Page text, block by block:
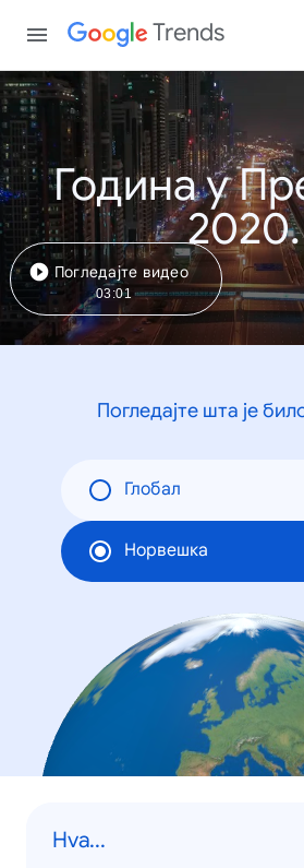
Trends
Година у
2020.
Погледајте видео
03:01
Погледајте шта је
Глобал
Норвешка
Hva...